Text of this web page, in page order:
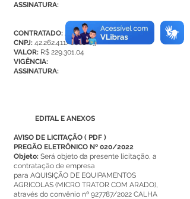
ASSINATURA:
CONTRATADO: ARGOS LTDA EPP
CNPJ: 42.262.411/0001-03
VALOR: R$ 229.301,04
VIGÊNCIA:
ASSINATURA:
EDITAL E ANEXOS
AVISO DE LICITAÇÃO ( PDF )
PREGÃO ELETRÔNICO Nº 020/2022
Objeto: Será objeto da presente licitação, a
contratação de empresa
para AQUISIÇÃO DE EQUIPAMENTOS
AGRICOLAS (MICRO TRATOR COM ARADO),
através do convênio nº 927787/2022 CALHA